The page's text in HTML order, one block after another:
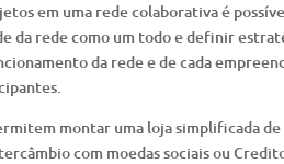
em uma rede colaborativa é
da rede como um todo e definir
da rede e de cada
montar uma loja simplificada
com moedas sociais ou